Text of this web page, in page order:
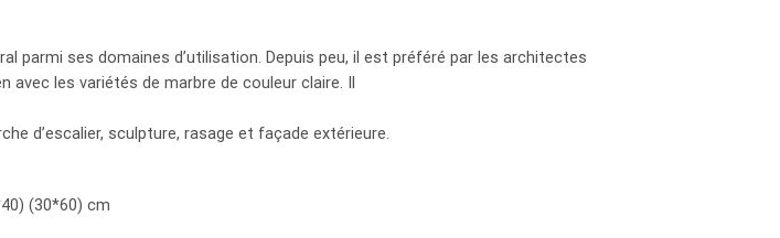
ses domaines d’utilisation. Depuis peu, il est préféré par les architectes
avec les variétés de marbre de couleur claire. Il
d’escalier, sculpture, rasage et façade extérieure.
(30*60) cm